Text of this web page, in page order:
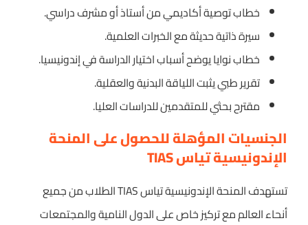
خطاب توصية أكاديمي من أستاذ أو مشرف دراسي.
سيرة ذاتية حديثة مع الخبرات العلمية.
خطاب نوايا يوضح أسباب اختيار الدراسة في إندونيسيا.
تقرير طبي يثبت اللياقة البدنية والعقلية.
مقترح بحثي للمتقدمين للدراسات العليا.
الجنسيات المؤهلة للحصول على المنحة
الإندونيسية تياس TIAS
تستهدف المنحة الإندونيسية تياس TIAS الطلاب من جميع
أنحاء العالم مع تركيز خاص على الدول النامية والمجتمعات